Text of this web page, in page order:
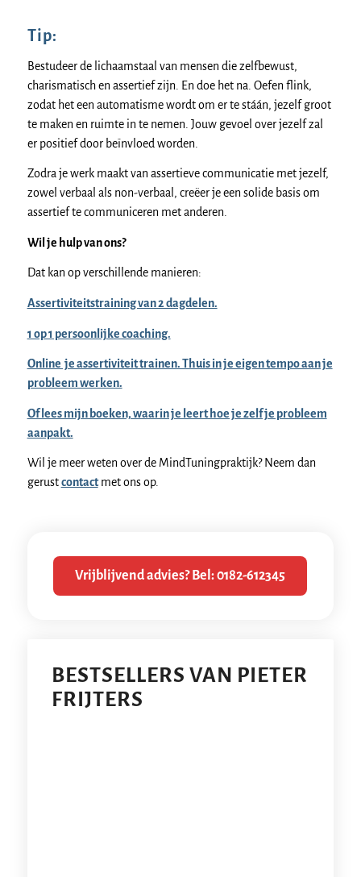
Tip:
Bestudeer de lichaamstaal van mensen die zelfbewust,
charismatisch en assertief zijn. En doe het na. Oefen flink,
zodat het een automatisme wordt om er te stáán, jezelf groot
te maken en ruimte in te nemen. Jouw gevoel over jezelf zal
er positief door beïnvloed worden.
Zodra je werk maakt van assertieve communicatie met jezelf,
zowel verbaal als non-verbaal, creëer je een solide basis om
assertief te communiceren met anderen.
Wil je hulp van ons?
Dat kan op verschillende manieren:
Assertiviteitstraining van 2 dagdelen.
1 op 1 persoonlijke coaching.
Online je assertiviteit trainen. Thuis in je eigen tempo aan je
probleem werken.
Of lees mijn boeken, waarin je leert hoe je zelf je probleem
aanpakt.
Wil je meer weten over de MindTuningpraktijk? Neem dan
gerustcontactmet ons op.
Vrijblijvend advies? Bel: 0182-612345
BESTSELLERS VAN PIETER
FRIJTERS